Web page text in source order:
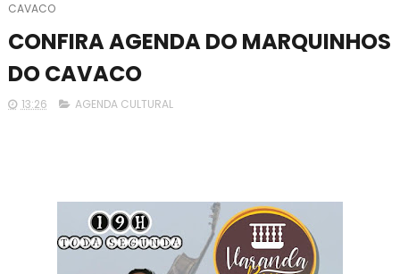
CAVACO
CONFIRA AGENDA DO MARQUINHOS
DO CAVACO
13:26 AGENDA CULTURAL